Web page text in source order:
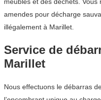
meubles et des déchets.
amendes pour décharge
illégalement à Marillet.
Service de
Marillet
Nous effectuons le débarras